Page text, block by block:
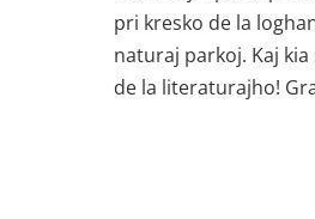
pri kresko de la
naturaj parkoj. Kaj
de la literaturajho!